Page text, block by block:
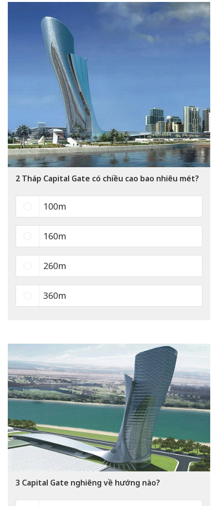
2 Tháp Capital Gate có chiều cao bao nhiêu mét?
100m
160m
260m
360m
3 Capital Gate nghiêng về hướng nào?